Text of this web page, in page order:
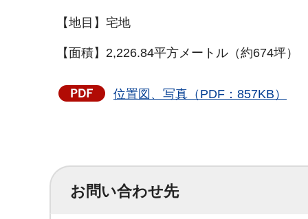
【地目】宅地
【面積】2,226.84平方メートル（約674坪）
位置図、写真（PDF：857KB）
お問い合わせ先